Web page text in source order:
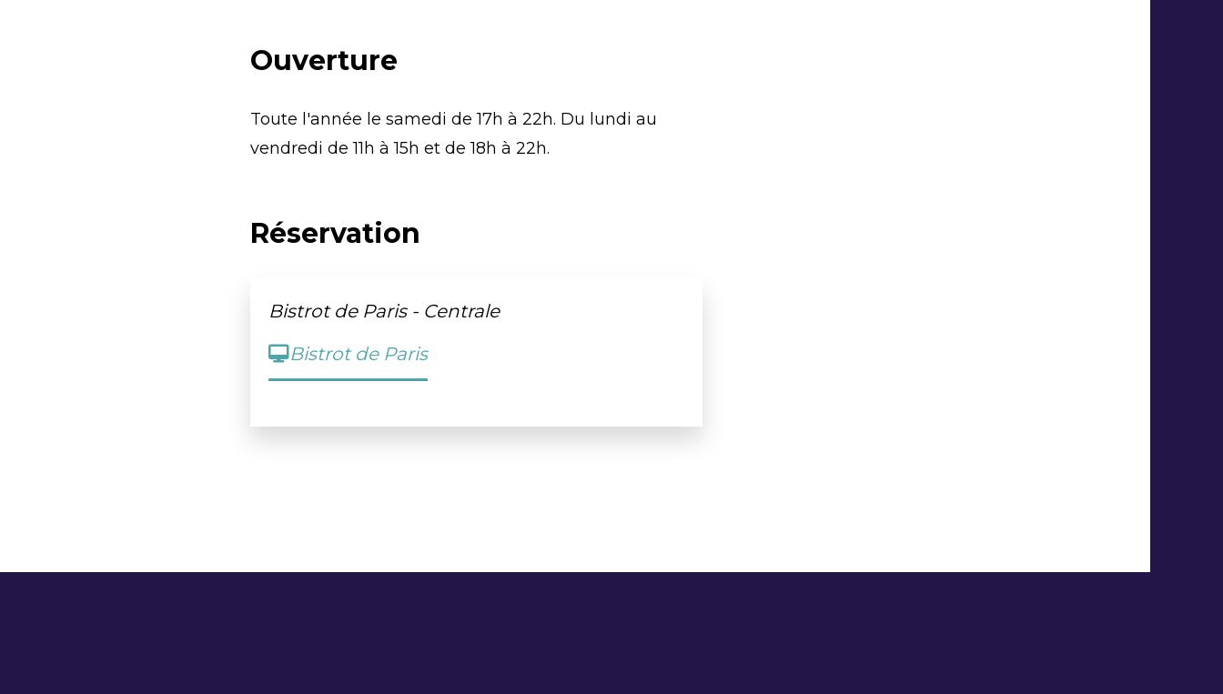
Ouverture
Toute l'année le samedi de 17h à 22h. Du lundi au
vendredi de 11h à 15h et de 18h à 22h.
Réservation
Bistrot de Paris - Centrale
Bistrot de Paris